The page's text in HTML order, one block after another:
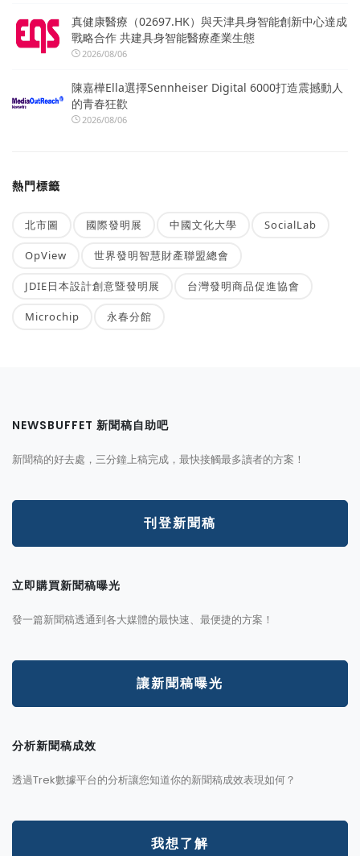
真健康醫療（02697.HK）與天津具身智能創新中心達成
戰略合作 共建具身智能醫療產業生態
2026/08/06
陳嘉樺Ella選擇Sennheiser Digital 6000打造震撼動人
的青春狂歡
2026/08/06
熱門標籤
北市圖 國際發明展 中國文化大學 SocialLab
OpView 世界發明智慧財產聯盟總會
JDIE日本設計創意暨發明展 台灣發明商品促進協會
Microchip 永春分館
NEWSBUFFET 新聞稿自助吧
新聞稿的好去處，三分鐘上稿完成，最快接觸最多讀者的方案！
刊登新聞稿
立即購買新聞稿曝光
發一篇新聞稿透通到各大媒體的最快速、最便捷的方案！
讓新聞稿曝光
分析新聞稿成效
透過Trek數據平台的分析讓您知道你的新聞稿成效表現如何？
我想了解